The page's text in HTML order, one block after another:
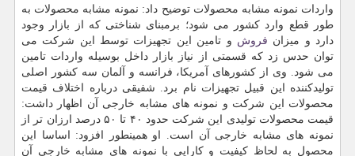
واردات نمونه مشابه محصولات توضیح داد: نمونه مشابه محصولات به
طور قطع وارد كشور می شود؛ برمبنای شناختی كه از بازار وجود
دارد و میزان فروش و تامین این تجهیزات توسط این شركت می
توان حدس زد كه قسمتی از نیاز بازار داخل بوسیله واردات تامین
می شود. وی از كشورهای آمریكا، فرانسه و آلمان سه كشور اصلی
تولیدكننده این قبیل تجهیزات نام برد. شفیقی درباره اختلاف قیمت
محصولات این شركت و نمونه های مشابه خارجی آن اظهار داشت:
قیمت محصولات تولیدی این شركت حدود ۴۰ تا ۵۰ درصد ارزان تر از
نمونه های مشابه خارجی آن است. او همینطور افزود: اساسا این
محصول به لحاظ كیفیت و كارایی با نمونه های مشابه خارجی آن